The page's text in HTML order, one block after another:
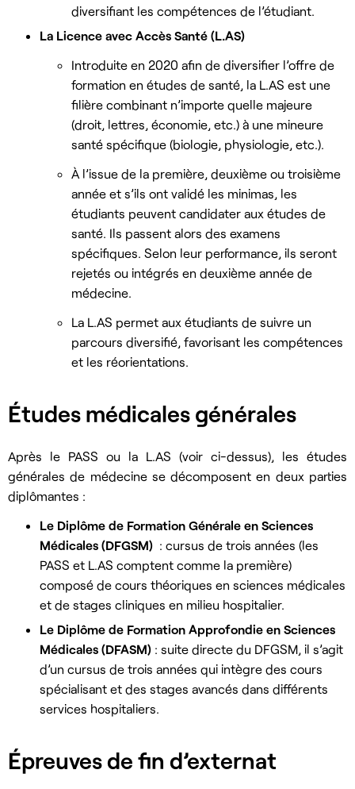
diversifiant les compétences de l’étudiant.
La Licence avec Accès Santé (L.AS)
Introduite en 2020 afin de diversifier l’offre de
formation en études de santé, la L.AS est une
filière combinant n’importe quelle majeure
(droit, lettres, économie, etc.) à une mineure
santé spécifique (biologie, physiologie, etc.).
À l’issue de la première, deuxième ou troisième
année et s’ils ont validé les minimas, les
étudiants peuvent candidater aux études de
santé. Ils passent alors des examens
spécifiques. Selon leur performance, ils seront
rejetés ou intégrés en deuxième année de
médecine.
La L.AS permet aux étudiants de suivre un
parcours diversifié, favorisant les compétences
et les réorientations.
Études médicales générales
Après le PASS ou la L.AS (voir ci-dessus), les études
générales de médecine se décomposent en deux parties
diplômantes :
Le Diplôme de Formation Générale en Sciences
Médicales (DFGSM) : cursus de trois années (les
PASS et L.AS comptent comme la première)
composé de cours théoriques en sciences médicales
et de stages cliniques en milieu hospitalier.
Le Diplôme de Formation Approfondie en Sciences
Médicales (DFASM) : suite directe du DFGSM, il s’agit
d’un cursus de trois années qui intègre des cours
spécialisant et des stages avancés dans différents
services hospitaliers.
Épreuves de fin d’externat